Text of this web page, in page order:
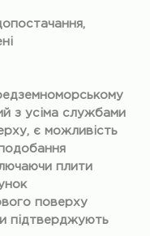
з усіма службами
є можливість
плити
поверху
підтверджують